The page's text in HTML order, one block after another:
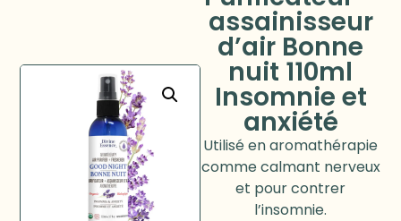
assainisseur
d’air Bonne
nuit 110ml
Insomnie et
anxiété
Utilisé en aromathérapie
comme calmant nerveux
et pour contrer
l’insomnie.